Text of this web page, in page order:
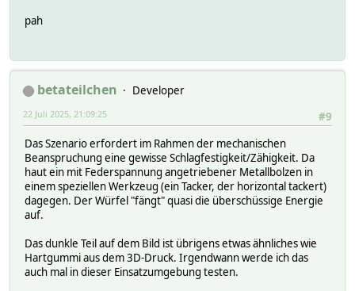
pah
betateilchen
Developer
#9
22 Juli 2025, 21:09:25
Das Szenario erfordert im Rahmen der mechanischen
Beanspruchung eine gewisse Schlagfestigkeit/Zähigkeit. Da
haut ein mit Federspannung angetriebener Metallbolzen in
einem speziellen Werkzeug (ein Tacker, der horizontal tackert)
dagegen. Der Würfel "fängt" quasi die überschüssige Energie
auf.
Das dunkle Teil auf dem Bild ist übrigens etwas ähnliches wie
Hartgummi aus dem 3D-Druck. Irgendwann werde ich das
auch mal in dieser Einsatzumgebung testen.